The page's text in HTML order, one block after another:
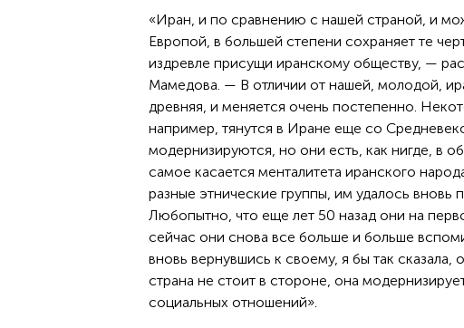
«Иран, и по сравнению с нашей страной, и
Европой, в большей степени сохраняет те
издревле присущи иранскому обществу, —
Мамедова. — В отличии от нашей, молодой,
древняя, и меняется очень постепенно.
например, тянутся в Иране еще со
модернизируются, но они есть, как нигде, в
самое касается менталитета иранского
разные этнические группы, им удалось
Любопытно, что еще лет 50 назад они на
сейчас они снова все больше и больше
вновь вернувшись к своему, я бы так
страна не стоит в стороне, она
социальных отношений».